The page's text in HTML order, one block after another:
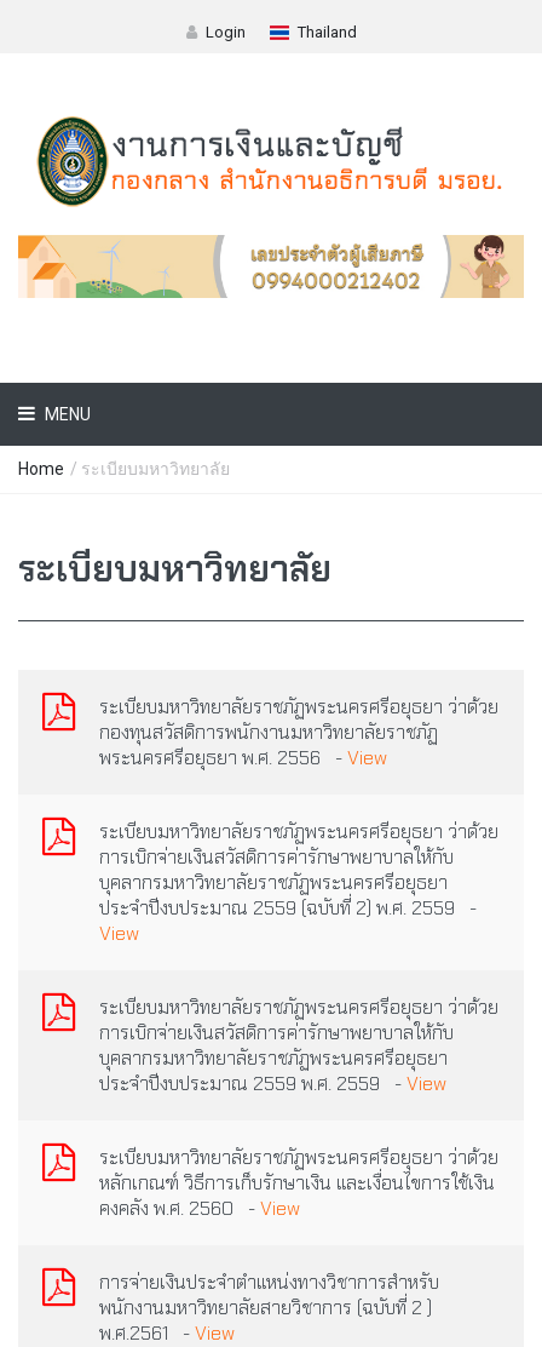
Login Thailand
MENU
Home / ระเบียบมหาวิทยาลัย
ระเบียบมหาวิทยาลัย
ระเบียบมหาวิทยาลัยราชภัฏพระนครศรีอยุธยา ว่าด้วย
กองทุนสวัสดิการพนักงานมหาวิทยาลัยราชภัฏ
พระนครศรีอยุธยา พ.ศ. 2556 -View
ระเบียบมหาวิทยาลัยราชภัฏพระนครศรีอยุธยา ว่าด้วย
การเบิกจ่ายเงินสวัสดิการค่ารักษาพยาบาลให้กับ
บุคลากรมหาวิทยาลัยราชภัฏพระนครศรีอยุธยา
ประจำปีงบประมาณ 2559 (ฉบับที่ 2) พ.ศ. 2559 -
View
ระเบียบมหาวิทยาลัยราชภัฏพระนครศรีอยุธยา ว่าด้วย
การเบิกจ่ายเงินสวัสดิการค่ารักษาพยาบาลให้กับ
บุคลากรมหาวิทยาลัยราชภัฏพระนครศรีอยุธยา
ประจำปีงบประมาณ 2559 พ.ศ. 2559 -View
ระเบียบมหาวิทยาลัยราชภัฏพระนครศรีอยุธยา ว่าด้วย
หลักเกณฑ์ วิธีการเก็บรักษาเงิน และเงื่อนไขการใช้เงิน
คงคลัง พ.ศ. 2560 -View
การจ่ายเงินประจำตำแหน่งทางวิชาการสำหรับ
พนักงานมหาวิทยาลัยสายวิชาการ (ฉบับที่ 2 )
พ.ศ.2561 -View